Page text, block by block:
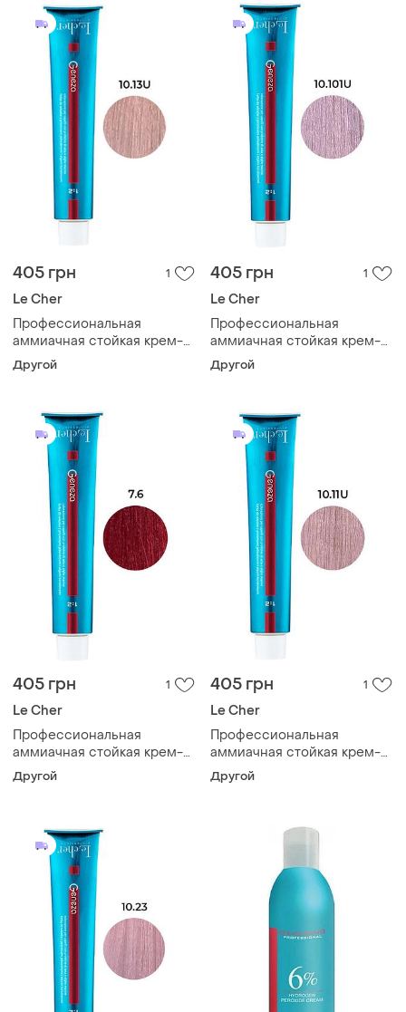
405 грн 1
Le Cher
Профессиональная
аммиачная стойкая крем-
краска для волос le cher
geneza 10.13u (10ua) с
Другой
405 грн 1
Le Cher
Профессиональная
аммиачная стойкая крем-
краска для волос le cher
geneza 10.101u(10ar) с
Другой
405 грн 1
Le Cher
Профессиональная
аммиачная стойкая крем-
краска для волос le cher
geneza 7.6 (7tpr) рыжий
Другой
405 грн 1
Le Cher
Профессиональная
аммиачная стойкая крем-
краска для волос le cher
geneza 10.11u (10up) с
Другой